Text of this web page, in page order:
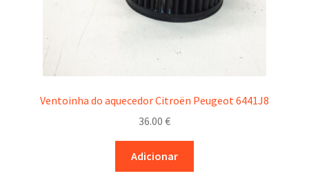
Ventoinha do aquecedor Citroën Peugeot 6441J8
36.00 €
Adicionar